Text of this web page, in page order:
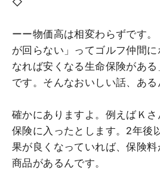
ーー物価高は相変わらずです
が回らない」ってゴルフ仲間
なれば安くなる生命保険があ
です。そんなおいしい話、ある
確かにありますよ。例えばＫ
保険に入ったとします。2年後
果が良くなっていれば、保険料
商品があるんです。